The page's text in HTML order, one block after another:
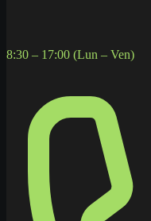
8:30 – 17:00 (Lun – Ven)